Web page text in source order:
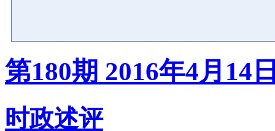
第180期 2016年4月14
时政述评